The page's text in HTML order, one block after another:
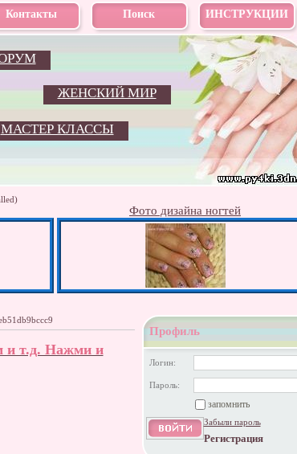
Контакты Поиск ИНСТРУКЦИИ
ЖЕНСКИЙ МИР
МАСТЕР КЛАССЫ
Фото дизайна ногтей
и т.д. Нажми и
Профиль
Логин:
Пароль:
запомнить
Забыли пароль
Регистрация